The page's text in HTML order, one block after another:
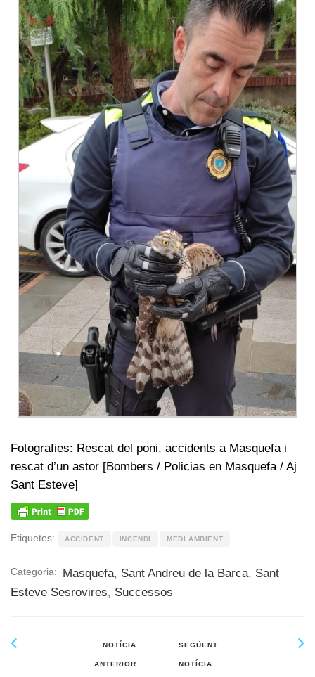
Fotografies: Rescat del poni, accidents a Masquefa i
rescat d’un astor [Bombers / Policias en Masquefa / Aj
Sant Esteve]
Etiquetes: ACCIDENT INCENDI MEDI AMBIENT
Categoria: Masquefa, Sant Andreu de la Barca, Sant
Esteve Sesrovires, Successos
NOTÍCIA
ANTERIOR
SEGÜENT
NOTÍCIA